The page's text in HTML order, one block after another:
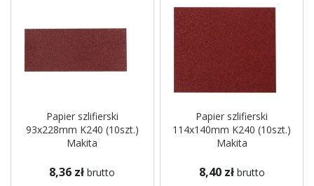
Papier szlifierski
93x228mm K240 (10szt.)
Makita
8,36 zł brutto
Papier szlifierski
114x140mm K240 (10szt.)
Makita
8,40 zł brutto